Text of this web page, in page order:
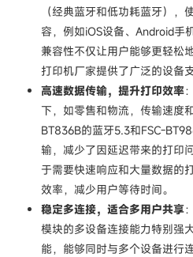
（经典蓝牙和低功耗蓝牙）
容，例如iOS设备、Android手
兼容性不仅让用户能够更轻松
打印机厂家提供了广泛的设备
高速数据传输，提升打印效率
下，如零售和物流，传输速度
BT836B的蓝牙5.3和FSC-
输，减少了因延迟带来的打印
于需要快速响应和大量数据的
效率，减少用户等待时间。
稳定多连接，适合多用户共享
模块的多设备连接能力特别强
能，能够同时与多个设备进行